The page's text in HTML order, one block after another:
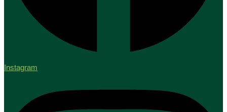
Instagram